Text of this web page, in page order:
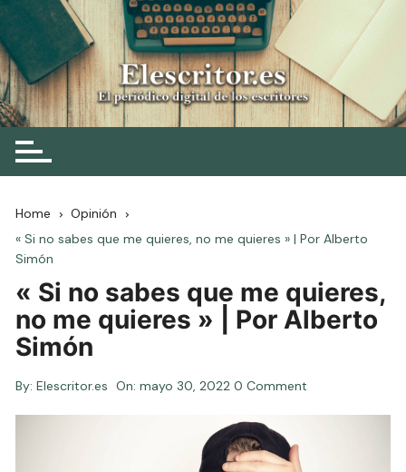
Skip
to
content
Elescritor.es
El periódico digital de los escritores
Home
Opinión
« Si no sabes que me quieres, no me quieres » | Por Alberto
Simón
« Si no sabes que me quieres,
no me quieres » | Por Alberto
Simón
By: Elescritor.es On:mayo 30, 2022 0 Comment